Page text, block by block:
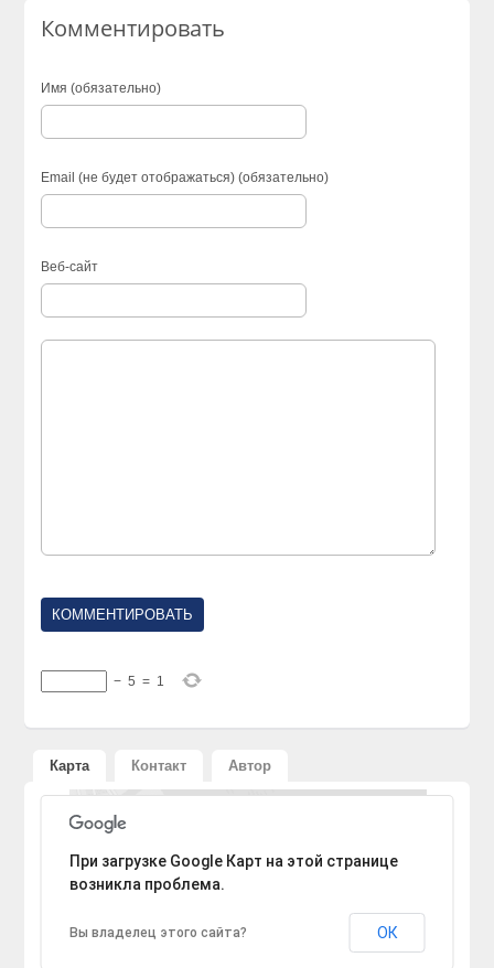
Комментировать
Имя (обязательно)
Email (не будет отображаться) (обязательно)
Веб-сайт
− 5 = 1
Карта Контакт Автор
К сожалению, не удалось найти адрес.
При загрузке Google Карт на этой странице
возникла проблема.
Вы владелец этого сайта? ОК